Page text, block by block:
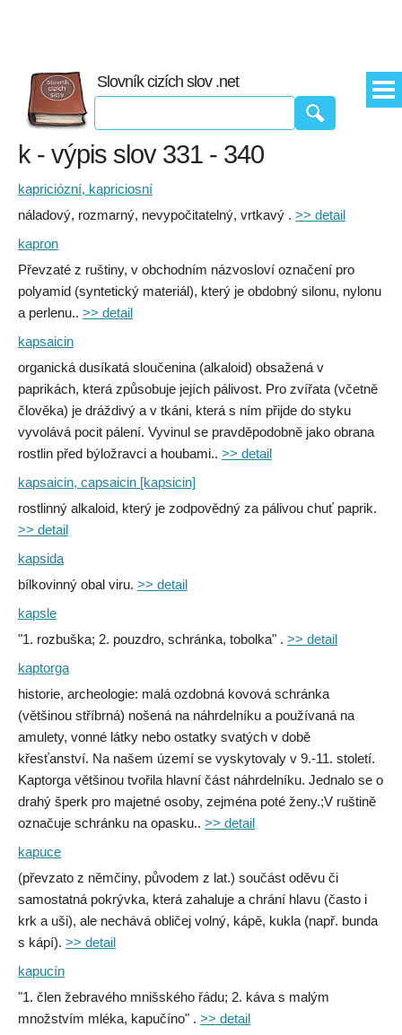
Slovník cizích slov .net
k - výpis slov 331 - 340
kapriciózní, kapriciosní
náladový, rozmarný, nevypočitatelný, vrtkavý . >> detail
kapron
Převzaté z ruštiny, v obchodním názvosloví označení pro
polyamid (syntetický materiál), který je obdobný silonu, nylonu
a perlenu.. >> detail
kapsaicin
organická dusíkatá sloučenina (alkaloid) obsažená v
paprikách, která způsobuje jejích pálivost. Pro zvířata (včetně
člověka) je dráždivý a v tkáni, která s ním přijde do styku
vyvolává pocit pálení. Vyvinul se pravděpodobně jako obrana
rostlin před býložravci a houbami.. >> detail
kapsaicin, capsaicin [kapsicin]
rostlinný alkaloid, který je zodpovědný za pálivou chuť paprik.
>> detail
kapsida
bílkovinný obal viru. >> detail
kapsle
"1. rozbuška; 2. pouzdro, schránka, tobolka" . >> detail
kaptorga
historie, archeologie: malá ozdobná kovová schránka
(většinou stříbrná) nošená na náhrdelníku a používaná na
amulety, vonné látky nebo ostatky svatých v době
křesťanství. Na našem území se vyskytovaly v 9.-11. století.
Kaptorga většinou tvořila hlavní část náhrdelníku. Jednalo se o
drahý šperk pro majetné osoby, zejména poté ženy.;V ruštině
označuje schránku na opasku.. >> detail
kapuce
(převzato z němčiny, původem z lat.) součást oděvu či
samostatná pokrývka, která zahaluje a chrání hlavu (často i
krk a uši), ale nechává obličej volný, kápě, kukla (např. bunda
s kápí). >> detail
kapucín
"1. člen žebravého mnišského řádu; 2. káva s malým
množstvím mléka, kapučíno" . >> detail